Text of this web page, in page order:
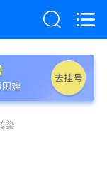
染